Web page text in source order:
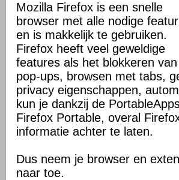
Mozilla Firefox is een snelle
browser met alle nodige
en is makkelijk te gebruiken.
Firefox heeft veel geweldige
features als het blokkeren van
pop-ups, browsen met tabs,
privacy eigenschappen,
kun je dankzij de
Firefox Portable, overal
informatie achter te laten.
Dus neem je browser en
naar toe.